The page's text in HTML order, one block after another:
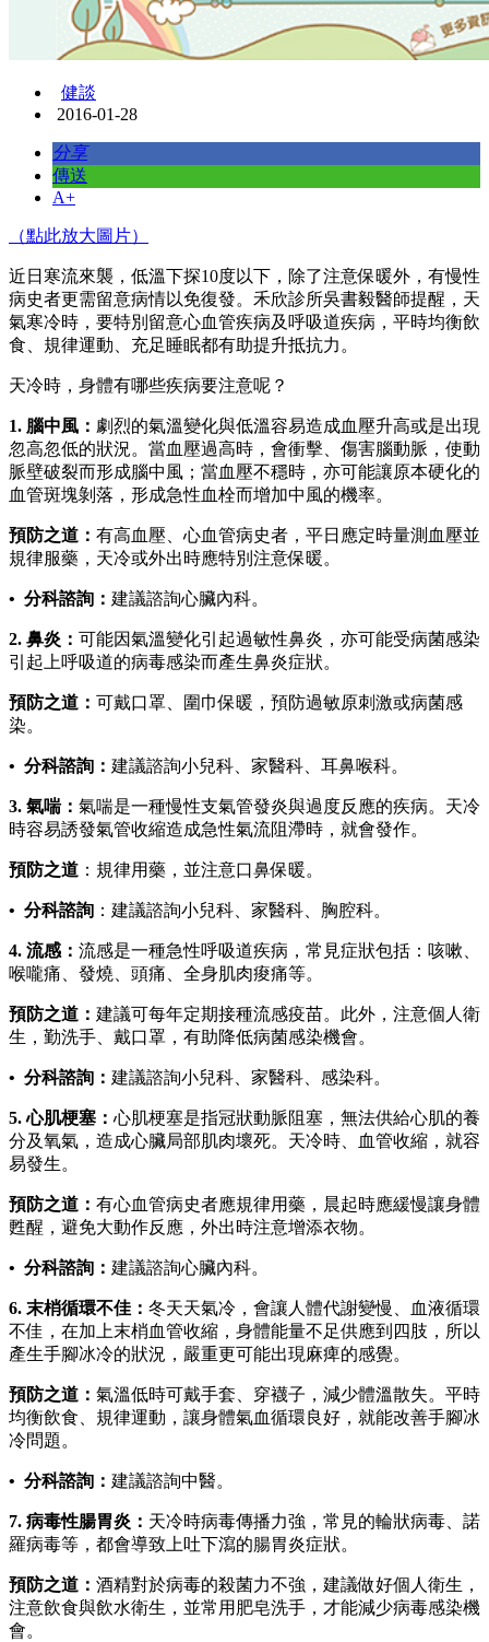
健談
2016-01-28
分享
傳送
A+
（點此放大圖片）
近日寒流來襲，低溫下探10度以下，除了注意保暖外，有慢性
病史者更需留意病情以免復發。禾欣診所吳書毅醫師提醒，天
氣寒冷時，要特別留意心血管疾病及呼吸道疾病，平時均衡飲
食、規律運動、充足睡眠都有助提升抵抗力。
天冷時，身體有哪些疾病要注意呢？
1. 腦中風： 劇烈的氣溫變化與低溫容易造成血壓升高或是出現
忽高忽低的狀況。當血壓過高時，會衝擊、傷害腦動脈，使動
脈壁破裂而形成腦中風；當血壓不穩時，亦可能讓原本硬化的
血管斑塊剝落，形成急性血栓而增加中風的機率。
預防之道： 有高血壓、心血管病史者，平日應定時量測血壓並
規律服藥，天冷或外出時應特別注意保暖。
• 分科諮詢： 建議諮詢心臟內科。
2. 鼻炎： 可能因氣溫變化引起過敏性鼻炎，亦可能受病菌感染
引起上呼吸道的病毒感染而產生鼻炎症狀。
預防之道： 可戴口罩、圍巾保暖，預防過敏原刺激或病菌感
染。
• 分科諮詢： 建議諮詢小兒科、家醫科、耳鼻喉科。
3. 氣喘： 氣喘是一種慢性支氣管發炎與過度反應的疾病。天冷
時容易誘發氣管收縮造成急性氣流阻滯時，就會發作。
預防之道 ：規律用藥，並注意口鼻保暖。
• 分科諮詢 ：建議諮詢小兒科、家醫科、胸腔科。
4. 流感： 流感是一種急性呼吸道疾病，常見症狀包括：咳嗽、
喉嚨痛、發燒、頭痛、全身肌肉痠痛等。
預防之道： 建議可每年定期接種流感疫苗。此外，注意個人衛
生，勤洗手、戴口罩，有助降低病菌感染機會。
• 分科諮詢： 建議諮詢小兒科、家醫科、感染科。
5. 心肌梗塞： 心肌梗塞是指冠狀動脈阻塞，無法供給心肌的養
分及氧氣，造成心臟局部肌肉壞死。天冷時、血管收縮，就容
易發生。
預防之道： 有心血管病史者應規律用藥，晨起時應緩慢讓身體
甦醒，避免大動作反應，外出時注意增添衣物。
• 分科諮詢： 建議諮詢心臟內科。
6. 末梢循環不佳： 冬天天氣冷，會讓人體代謝變慢、血液循環
不佳，在加上末梢血管收縮，身體能量不足供應到四肢，所以
產生手腳冰冷的狀況，嚴重更可能出現麻痺的感覺。
預防之道： 氣溫低時可戴手套、穿襪子，減少體溫散失。平時
均衡飲食、規律運動，讓身體氣血循環良好，就能改善手腳冰
冷問題。
• 分科諮詢： 建議諮詢中醫。
7. 病毒性腸胃炎： 天冷時病毒傳播力強，常見的輪狀病毒、諾
羅病毒等，都會導致上吐下瀉的腸胃炎症狀。
預防之道： 酒精對於病毒的殺菌力不強，建議做好個人衛生，
注意飲食與飲水衛生，並常用肥皂洗手，才能減少病毒感染機
會。